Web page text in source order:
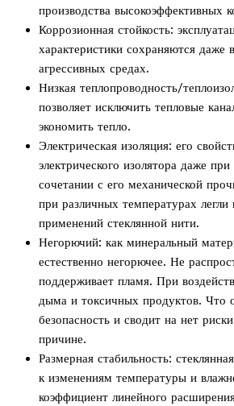
производства высокоэффективных
Коррозионная стойкость:
характеристики сохраняются даже
агрессивных средах.
Низкая теплопроводность/
позволяет исключить тепловые
экономить тепло.
Электрическая изоляция: его
электрического изолятора даже
сочетании с его механической
при различных температурах
применений стеклянной нити.
Негорючий: как минеральный
естественно негорючее. Не
поддерживает пламя. При
дыма и токсичных продуктов. Что
безопасность и сводит на нет
причине.
Размерная стабильность:
к изменениям температуры и
коэффициент линейного